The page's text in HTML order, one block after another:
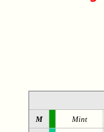
M Mint